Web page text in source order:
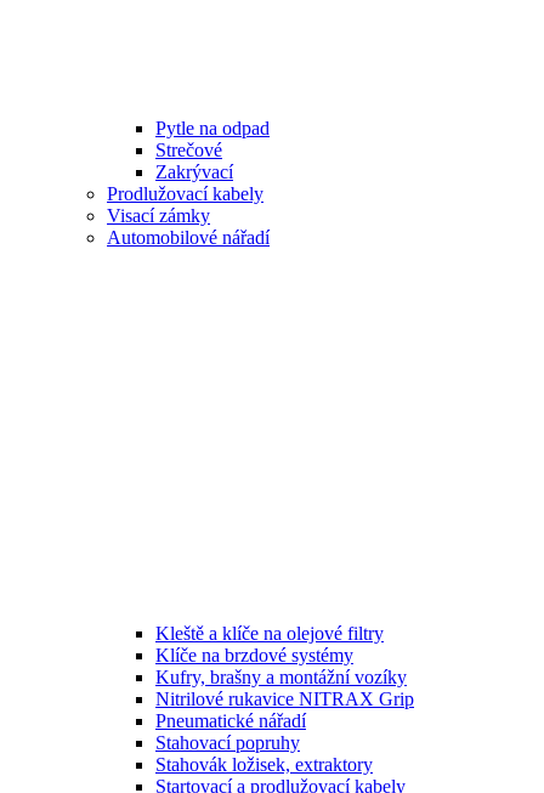
Pytle na odpad
Strečové
Zakrývací
Prodlužovací kabely
Visací zámky
Automobilové nářadí
Kleště a klíče na olejové filtry
Klíče na brzdové systémy
Kufry, brašny a montážní vozíky
Nitrilové rukavice NITRAX Grip
Pneumatické nářadí
Stahovací popruhy
Stahovák ložisek, extraktory
Startovací a prodlužovací kabely